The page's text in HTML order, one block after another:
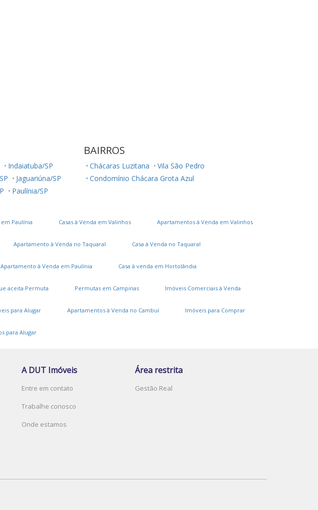
Indaiatuba/SP
Jaguariúna/SP
Paulínia/SP
BAIRROS
Chácaras Luzitana
Vila São Pedro
Condomínio Chácara Grota Azul
Paulínia Casas à Venda em Valinhos Apartamentos à Venda em Valinhos
Apartamento à Venda no Taquaral Casa à Venda no Taquaral
Apartamento à Venda em Paulínia Casa à venda em Hortolândia
aceita Permuta Permutas em Campinas Imóveis Comerciais à Venda
para Alugar Apartamentos à Venda no Cambuí Imóveis para Comprar
para Alugar
A DUT Imóveis
Entre em contato
Trabalhe conosco
Onde estamos
Área restrita
Gestão Real